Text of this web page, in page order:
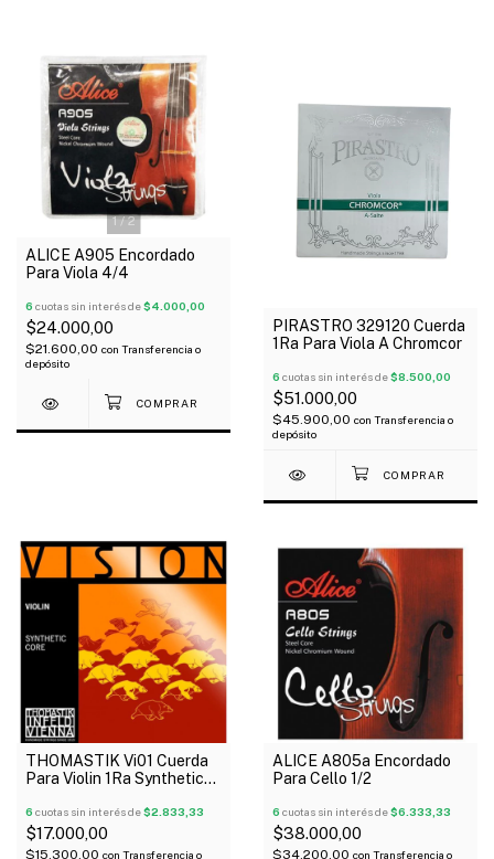
1/2
ALICE A905 Encordado
Para Viola 4/4
6 cuotas sin interés de$4.000,00
$24.000,00
$21.600,00 con Transferencia o
depósito
PIRASTRO 329120 Cuerda
1Ra Para Viola A Chromcor
6 cuotas sin interés de$8.500,00
$51.000,00
$45.900,00 con Transferencia o
depósito
THOMASTIK Vi01 Cuerda
Para Violin 1Ra Synthetic
6 cuotas sin interés de$2.833,33
$17.000,00
$15.300,00 con Transferencia o
ALICE A805a Encordado
Para Cello 1/2
6 cuotas sin interés de$6.333,33
$38.000,00
$34.200,00 con Transferencia o